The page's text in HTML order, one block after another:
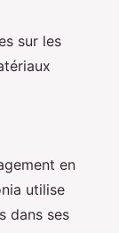
sur les
en
utilise
dans ses